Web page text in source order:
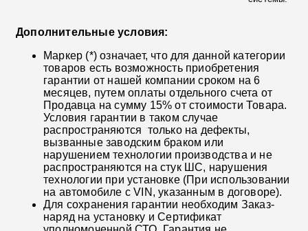
Дополнительные условия:
Маркер (*) означает, что для данной категории
товаров есть возможность приобретения
гарантии от нашей компании сроком на 6
месяцев, путем оплаты отдельного счета от
Продавца на сумму 15% от стоимости Товара.
Условия гарантии в таком случае
распространяются только на дефекты,
вызванные заводским браком или
нарушением технологии производства и не
распространяются на стук ШС, нарушения
технологии при установке (При использовании
на автомобиле с VIN, указанным в договоре).
Для сохранения гарантии необходим Заказ-
наряд на установку и Сертификат